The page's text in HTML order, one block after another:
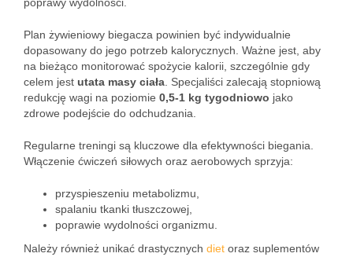
Plan żywieniowy biegacza powinien być indywidualnie
dopasowany do jego potrzeb kalorycznych. Ważne jest, aby
na bieżąco monitorować spożycie kalorii, szczególnie gdy
celem jest utata masy ciała . Specjaliści zalecają stopniową
redukcję wagi na poziomie 0,5-1 kg tygodniowo jako
zdrowe podejście do odchudzania.
Regularne treningi są kluczowe dla efektywności biegania.
Włączenie ćwiczeń siłowych oraz aerobowych sprzyja:
przyspieszeniu metabolizmu,
spalaniu tkanki tłuszczowej,
poprawie wydolności organizmu.
Należy również unikać drastycznych diet oraz suplementów